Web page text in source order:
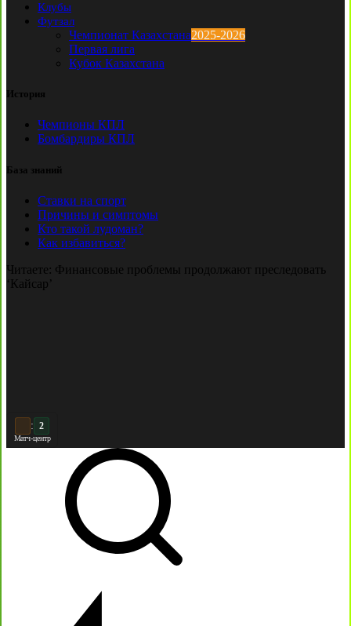
Клубы
Футзал
Чемпионат Казахстана2025-2026
Первая лига
Кубок Казахстана
История
Чемпионы КПЛ
Бомбардиры КПЛ
База знаний
Ставки на спорт
Причины и симптомы
Кто такой лудоман?
Как избавиться?
Читаете: Финансовые проблемы продолжают преследовать
‘Кайсар’
: 2
Матч-центр